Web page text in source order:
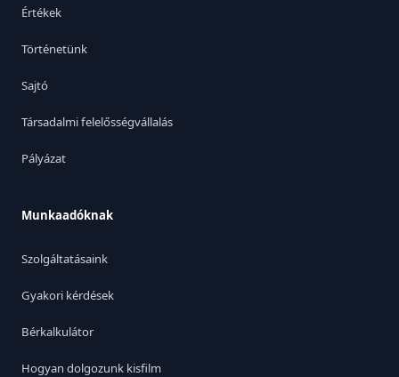
Értékek
Történetünk
Sajtó
Társadalmi felelősségvállalás
Pályázat
Munkaadóknak
Szolgáltatásaink
Gyakori kérdések
Bérkalkulátor
Hogyan dolgozunk kisfilm